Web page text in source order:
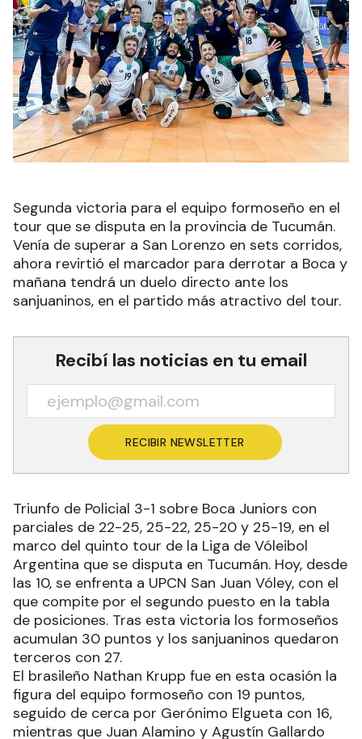
Segunda victoria para el equipo formoseño en el
tour que se disputa en la provincia de Tucumán.
Venía de superar a San Lorenzo en sets corridos,
ahora revirtió el marcador para derrotar a Boca y
mañana tendrá un duelo directo ante los
sanjuaninos, en el partido más atractivo del tour.
Recibí las noticias en tu email
RECIBIR NEWSLETTER
Triunfo de Policial 3-1 sobre Boca Juniors con
parciales de 22-25, 25-22, 25-20 y 25-19, en el
marco del quinto tour de la Liga de Vóleibol
Argentina que se disputa en Tucumán. Hoy, desde
las 10, se enfrenta a UPCN San Juan Vóley, con el
que compite por el segundo puesto en la tabla
de posiciones. Tras esta victoria los formoseños
acumulan 30 puntos y los sanjuaninos quedaron
terceros con 27.
El brasileño Nathan Krupp fue en esta ocasión la
figura del equipo formoseño con 19 puntos,
seguido de cerca por Gerónimo Elgueta con 16,
mientras que Juan Alamino y Agustín Gallardo